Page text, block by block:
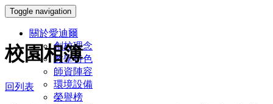
Toggle navigation
關於愛迪爾
創校理念
教學特色
師資陣容
環境設備
榮譽榜
校園相簿
回列表